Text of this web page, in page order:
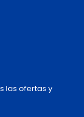
las ofertas y